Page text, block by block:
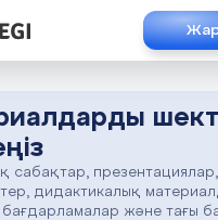
сабақтар, презентациялар,
дидактикалық
және тағы